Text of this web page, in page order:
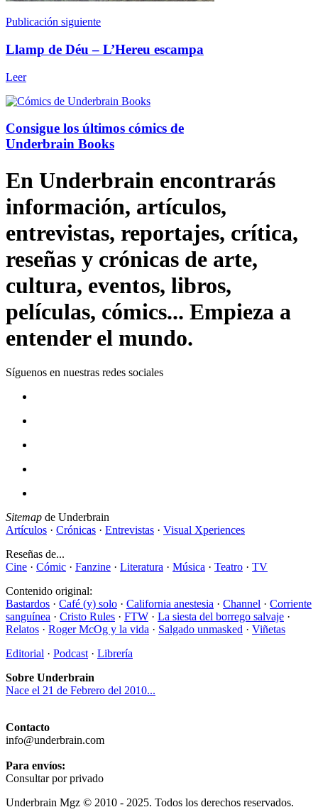
Publicación siguiente
Llamp de Déu – L’Hereu escampa
Leer
Consigue los últimos cómics de
Underbrain Books
En Underbrain encontrarás
información, artículos,
entrevistas, reportajes, crítica,
reseñas y crónicas de arte,
cultura, eventos, libros,
películas, cómics... Empieza a
entender el mundo.
Síguenos en nuestras redes sociales
Sitemap de Underbrain
Artículos · Crónicas · Entrevistas · Visual Xperiences
Reseñas de...
Cine · Cómic · Fanzine · Literatura · Música · Teatro · TV
Contenido original:
Bastardos · Café (y) solo · California anestesia · Channel · Corriente
sanguínea · Cristo Rules · FTW · La siesta del borrego salvaje ·
Relatos · Roger McOg y la vida · Salgado unmasked · Viñetas
Editorial · Podcast · Librería
Sobre Underbrain
Nace el 21 de Febrero del 2010...
Contacto
info@underbrain.com
Para envíos:
Consultar por privado
Underbrain Mgz © 2010 - 2025. Todos los derechos reservados.